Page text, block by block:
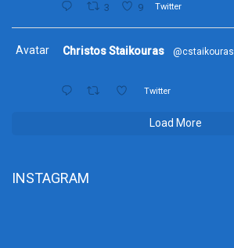
3 9 Twitter
Avatar Christos Staikouras @cstaikouras
Twitter
Load More
INSTAGRAM